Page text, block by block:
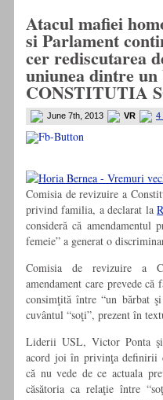
Atacul mafiei
si Parlament
cer rediscutarea
uniunea dintre un
CONSTITUTIA
June 7th, 2013 VR 4
Comisia de revizuire a
privind familia, a declarat la
consideră că
femeie” a generat o
Comisia de revizuire a
amendament care prevede
consimţită între “un bărbat
cuvântul “soţi”, prezent în
Liderii USL, Victor Ponta
acord joi în privinţa definirii
că nu vede de ce actuala
căsătoria ca relaţie între